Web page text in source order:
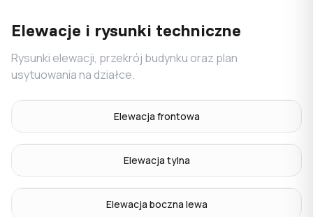
Elewacje i rysunki techniczne
Rysunki elewacji, przekrój budynku oraz plan
usytuowania na działce.
Elewacja frontowa
Elewacja tylna
Elewacja boczna lewa